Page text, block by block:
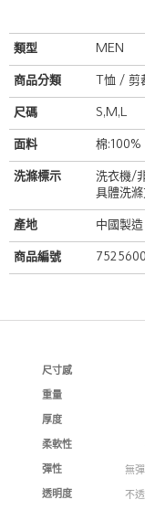
類型 MEN
商品分類 T恤 / 剪
尺碼 S,M,L
面料 棉:100%
洗滌標示
洗衣機/
具體洗
產地 中國製造
商品編號
尺寸感
重量
厚度
柔軟性
彈性 無
透明度 不